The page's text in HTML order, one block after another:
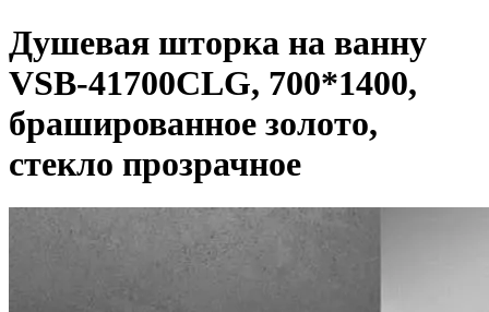
Душевая шторка на ванну
VSB-41700CLG, 700*1400,
брашированное золото,
стекло прозрачное